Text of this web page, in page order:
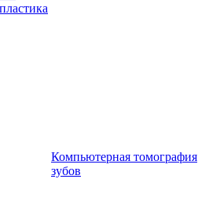
Компьютерная томография
зубов